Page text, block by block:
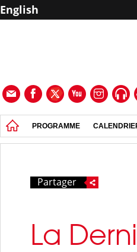
English
PROGRAMME
Partager
La